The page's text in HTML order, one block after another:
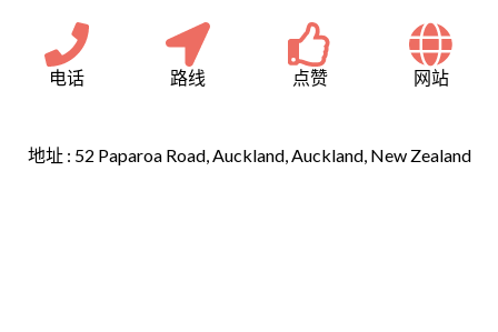
电话 路线 点赞 网站
地址 : 52 Paparoa Road, Auckland, Auckland, New Zealand